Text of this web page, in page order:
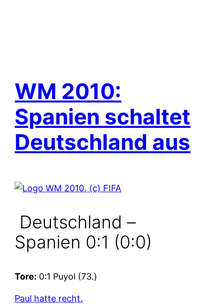
WM 2010:
Spanien schaltet
Deutschland aus
Deutschland –
Spanien 0:1 (0:0)
Tore: 0:1 Puyol (73.)
Paul hatte recht.